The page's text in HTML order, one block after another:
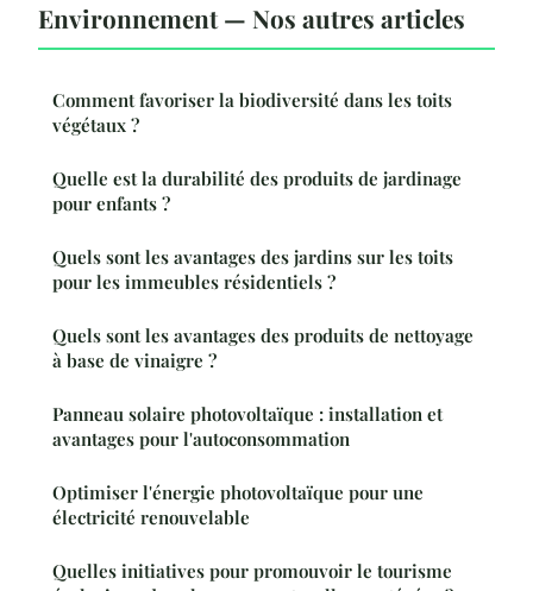
Environnement — Nos autres articles
Comment favoriser la biodiversité dans les toits
végétaux ?
Quelle est la durabilité des produits de jardinage
pour enfants ?
Quels sont les avantages des jardins sur les toits
pour les immeubles résidentiels ?
Quels sont les avantages des produits de nettoyage
à base de vinaigre ?
Panneau solaire photovoltaïque : installation et
avantages pour l'autoconsommation
Optimiser l'énergie photovoltaïque pour une
électricité renouvelable
Quelles initiatives pour promouvoir le tourisme